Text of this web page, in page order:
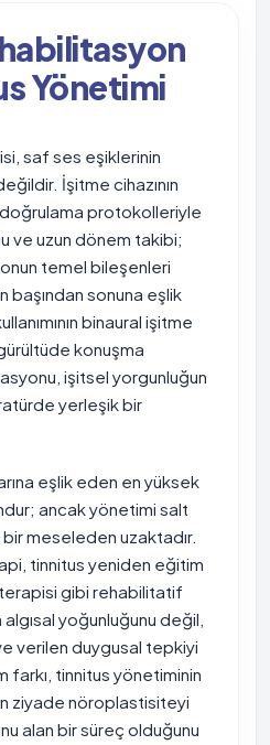
Yönetimi
saf ses eşiklerinin
İşitme cihazının
protokolleriyle
ve uzun dönem takibi;
temel bileşenleri
başından sonuna eşlik
binaural işitme
konuşma
işitsel yorgunluğun
yerleşik bir
eşlik eden en yüksek
ancak yönetimi salt
meseleden uzaktadır.
tinnitus yeniden eğitim
gibi rehabilitatif
yoğunluğunu değil,
verilen duygusal tepkiyi
farkı, tinnitus yönetiminin
ziyade nöroplastisiteyi
alan bir süreç olduğunu